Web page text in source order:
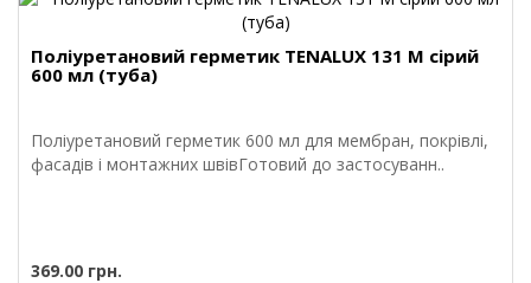
Поліуретановий герметик TENALUX 131 M сірий
600 мл (туба)
Поліуретановий герметик 600 мл для мембран, покрівлі,
фасадів і монтажних швівГотовий до застосуванн..
369.00 грн.